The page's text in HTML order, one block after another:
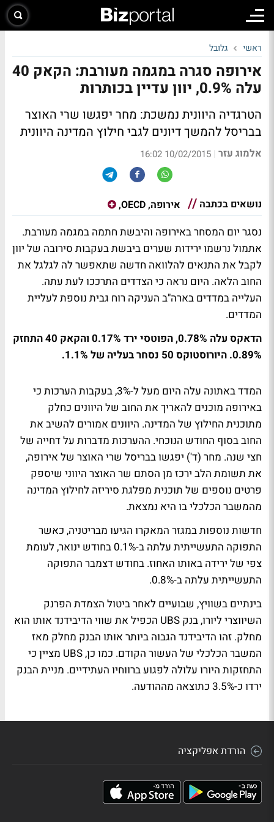
ראשי גלובל
אירופה סגרה במגמה מעורבת: הקאק 40
עלה 0.9%, יוון עדיין בכותרות
הטרגדיה היוונית נמשכת: מחר יפגשו שרי האוצר
בבריסל להמשך דיונים לגבי חילוץ המדינה היוונית
אלמוג עזר |
10/02/2015 16:02
נושאים בכתבה אירופה, OECD,
נסגר יום המסחר באירופה והיבשת חתמה במגמה מעורבת.
אתמול נרשמו ירידות שערים ביבשת בעקבות סירובה של יוון
לקבל את התנאים להלוואה חדשה שתאפשר לה לגלגל את
החוב הלאה. היום נראה כי הצדדים התרככו לעת עתה.
העלייה במדדים בארה"ב העניקה רוח גבית נוספת לעליית
המדדים.
הדאקס עלה 0.78%, הפוטסי ירד 0.17% והקאק 40 התחזק
0.89%. היורוסטוקס 50 נסחר בעליה של 1.1%.
המדד באתונה עלה היום מעל ל-3%, בעקבות הערכות כי
באירופה מוכנים להאריך את החוב של היוונים כחלק
מתוכנית החילוץ של המדינה. היוונים אמורים להשיב את
החוב בסוף החודש הנוכחי. ההערכות מדברות על דחייה של
חצי שנה. מחר (ד') יפגשו בבריסל שרי האוצר של אירופה,
את תשומת הלב ירכז מן הסתם שר האוצר היווני שיספק
פרטים נוספים של תוכנית מפלגת סיריזה לחילוץ המדינה
מהמשבר הכלכלי בו היא נמצאת.
חדשות נוספות במגזר המאקרו הגיעו מבריטניה, כאשר
התפוקה התעשייתית עלתה ב-0.1% בחודש ינואר, לעומת
צפי של ירידה באותו האחוז. בחודש דצמבר התפוקה
התעשייתית עלתה ב-0.8%.
בינתיים בשוויץ, שבועיים לאחר ביטול הצמדת הפרנק
השיווצרי ליורו, בנק UBS הכפיל את שווי הדיבידנד אותו הוא
מחלק. זהו הדיבידנד הגבוה ביותר אותו הבנק מחלק מאז
המשבר הכלכלי של העשור הקודם. כמו כן, UBS מציין כי
התחזקות היורו עלולה לפגוע ברווחיו העתידיים. מניית הבנק
ירדו כ-3.5% כתוצאה מההודעה.
הורדת אפליקציה